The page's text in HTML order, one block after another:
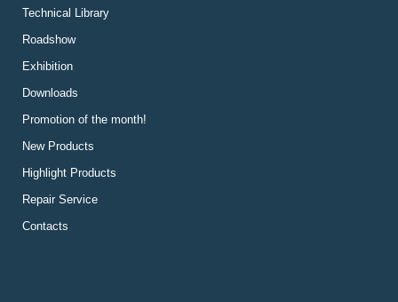
Technical Library
Roadshow
Exhibition
Downloads
Promotion of the month!
New Products
Highlight Products
Repair Service
Contacts